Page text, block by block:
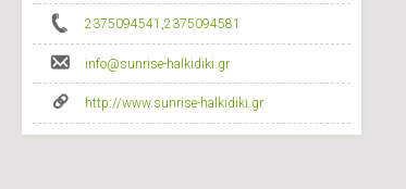
2375094541 ,2375094581
info@sunrise-halkidiki.gr
http://www.sunrise-halkidiki.gr